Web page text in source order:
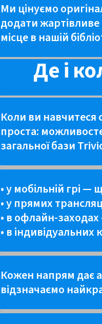
Ми цінуємо
додати
місце в нашій
Де і
Коли ви навчитеся
проста:
загальної бази
• у мобільній грі
• у прямих
• в офлайн-
• в
Кожен напрям дає
відзначаємо